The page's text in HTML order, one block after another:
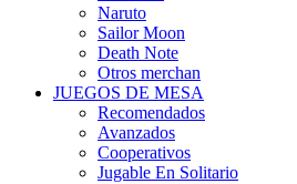
Naruto
Sailor Moon
Death Note
Otros merchan
JUEGOS DE MESA
Recomendados
Avanzados
Cooperativos
Jugable En Solitario